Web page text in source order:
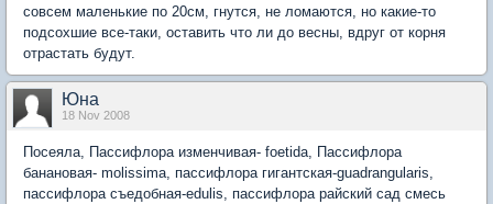
совсем маленькие по 20см, гнутся, не ломаются, но какие-то
подсохшие все-таки, оставить что ли до весны, вдруг от корня
отрастать будут.
Юна
18 Nov 2008
Посеяла, Пассифлора изменчивая- foetida, Пассифлора
банановая- molissima, пассифлора гигантская-guadrangularis,
пассифлора съедобная-edulis, пассифлора райский сад смесь